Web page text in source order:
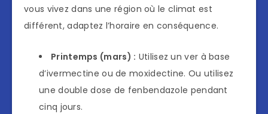
vous vivez dans une région où le climat est
différent, adaptez l’horaire en conséquence.
Printemps (mars) : Utilisez un ver à base
d’ivermectine ou de moxidectine. Ou utilisez
une double dose de fenbendazole pendant
cinq jours.